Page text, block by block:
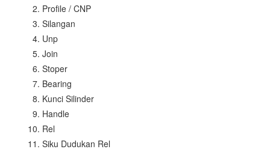
Profile / CNP
Silangan
Unp
Join
Stoper
Bearing
Kunci Silinder
Handle
Rel
Siku Dudukan Rel